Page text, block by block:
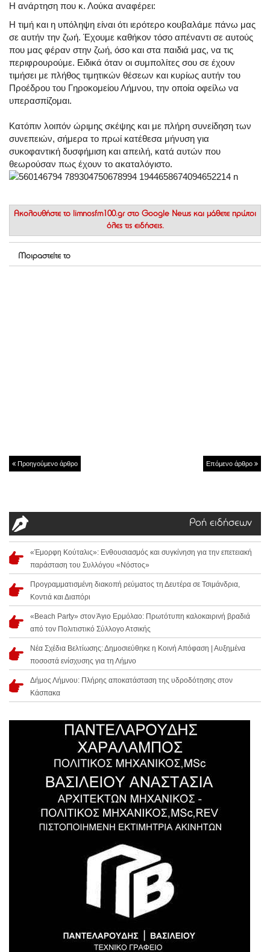
Η ανάρτηση που κ. Λούκα αναφέρει:
Η τιμή και η υπόληψη είναι ότι ιερότερο κουβαλάμε πάνω μας
σε αυτήν την ζωή. Έχουμε καθήκον τόσο απέναντι σε αυτούς
που μας φέραν στην ζωή, όσο και στα παιδιά μας, να τις
περιφρουρούμε. Ειδικά όταν οι συμπολίτες σου σε έχουν
τιμήσει με πλήθος τιμητικών θέσεων και κυρίως αυτήν του
Προέδρου του Γηροκομείου Λήμνου, την οποία οφείλω να
υπερασπίζομαι.
Κατόπιν λοιπόν ώριμης σκέψης και με πλήρη συνείδηση των
συνεπειών, σήμερα το πρωί κατέθεσα μήνυση για
συκοφαντική δυσφήμιση και απειλή, κατά αυτών που
θεωρούσαν πως έχουν το ακαταλόγιστο.
Ακολουθήστε το limnosfm100.gr στο Google News και μάθετε πρώτοι
όλες τις ειδήσεις.
Μοιραστείτε το
Προηγούμενο άρθρο Επόμενο άρθρο
Ροή ειδήσεων
«Έμορφη Κούταλις»: Ενθουσιασμός και συγκίνηση για την επετειακή
παράσταση του Συλλόγου «Νόστος»
Προγραμματισμένη διακοπή ρεύματος τη Δευτέρα σε Τσιμάνδρια,
Κοντιά και Διαπόρι
«Beach Party» στον Άγιο Ερμόλαο: Πρωτότυπη καλοκαιρινή βραδιά
από τον Πολιτιστικό Σύλλογο Ατσικής
Νέα Σχέδια Βελτίωσης: Δημοσιεύθηκε η Κοινή Απόφαση | Αυξημένα
ποσοστά ενίσχυσης για τη Λήμνο
Δήμος Λήμνου: Πλήρης αποκατάσταση της υδροδότησης στον
Κάσπακα